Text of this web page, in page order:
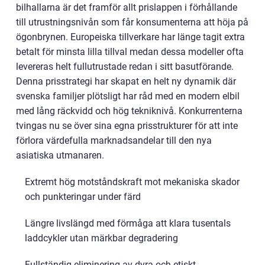
bilhallarna är det framför allt prislappen i förhållande
till utrustningsnivån som får konsumenterna att höja på
ögonbrynen. Europeiska tillverkare har länge tagit extra
betalt för minsta lilla tillval medan dessa modeller ofta
levereras helt fullutrustade redan i sitt basutförande.
Denna prisstrategi har skapat en helt ny dynamik där
svenska familjer plötsligt har råd med en modern elbil
med lång räckvidd och hög tekniknivå. Konkurrenterna
tvingas nu se över sina egna prisstrukturer för att inte
förlora värdefulla marknadsandelar till den nya
asiatiska utmanaren.
Extremt hög motståndskraft mot mekaniska skador
och punkteringar under färd
Längre livslängd med förmåga att klara tusentals
laddcykler utan märkbar degradering